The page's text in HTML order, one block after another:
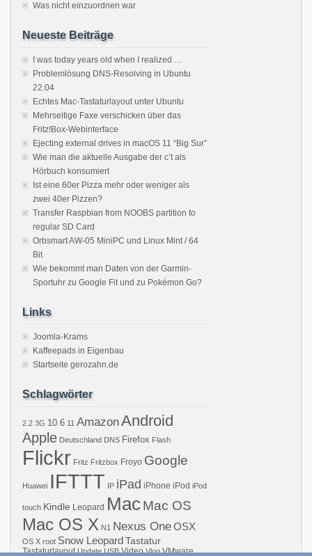
Was nicht einzuordnen war
Neueste Beiträge
I was today years old when I realized …
Problemlösung DNS-Resolving in Ubuntu
22.04
Echtes Mac-Tastaturlayout unter Ubuntu
Mehrseitige Faxe verschicken über das
Fritz!Box-Webinterface
Ejecting external drives in macOS 11 “Big Sur”
Wie man die aktuelle Ausgabe der c’t als
Hörbuch konsumiert
Ist eine 60er Pizza mehr oder weniger als
zwei 40er Pizzen?
Transfer Raspbian from NOOBS partition to
regular SD Card
Orbsmart AW-05 MiniPC und Linux Mint / 64
Bit
Wie bekommt man Daten von der Garmin-
Sportuhr zu Google Fit und zu Pokémon Go?
Links
Joomla-Krams
Kaffeepads in Eigenbau
Startseite gerozahn.de
Schlagwörter
2.2 3G 10.6 11 AmazonAndroid
Apple Deutschland DNS Firefox Flash
Flickr Fritz Fritzbox Froyo Google
Huawei IFTTT IP iPad iPhone iPod iPod
touch Kindle Leopard MacMac OS
Mac OS X N1 Nexus OneOSX
OS X root Snow LeopardTastatur
Tastaturlayout Update USB Video Vlog VMware